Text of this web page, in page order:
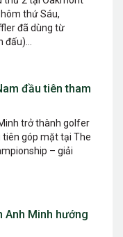
thứ Sáu,
đã dùng từ
đấu)...
đầu tiên tham
trở thành golfer
tiên góp mặt tại The
– giải
Anh Minh hướng